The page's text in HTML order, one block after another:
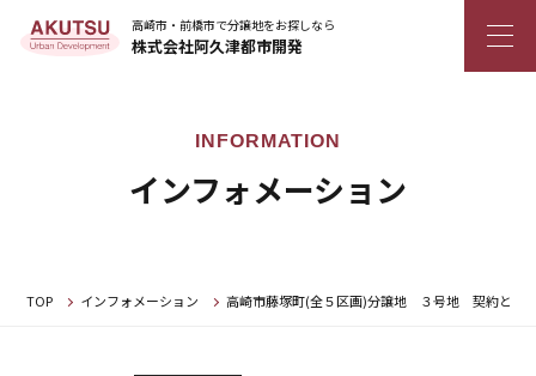
高崎市・前橋市で分譲地をお探しなら
株式会社阿久津都市開発
インフォメーション
TOP インフォメーション 高崎市藤塚町(全５区画)分譲地 ３号地 契約とな